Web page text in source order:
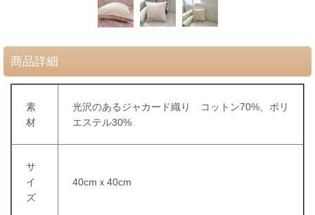
商品詳細
素
材
光沢のあるジャカード織り
コットン70%、ポリ
エステル30%
サ
イ
ズ
40cmｘ40cm